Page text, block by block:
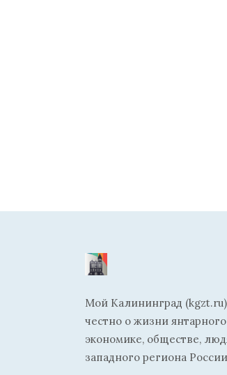
Мой Калининград
честно о жизни
экономике, обществе,
западного региона